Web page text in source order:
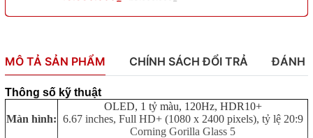
MÔ TẢ SẢN PHẨM CHÍNH SÁCH ĐỔI TRẢ ĐÁNH
Thông số kỹ thuật
Màn hình:
OLED, 1 tỷ màu, 120Hz, HDR10+
6.67 inches, Full HD+ (1080 x 2400 pixels), tỷ lệ 20:9
Corning Gorilla Glass 5